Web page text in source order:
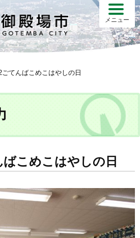
メニュー
ごてんばこめこはやしの日
こめこはやしの日